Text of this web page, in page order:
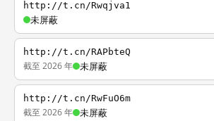
http://t.cn/Rwqjva1
未屏蔽
http://t.cn/RAPbteQ
截至 2026 年 未屏蔽
http://t.cn/RwFuO6m
截至 2026 年 未屏蔽